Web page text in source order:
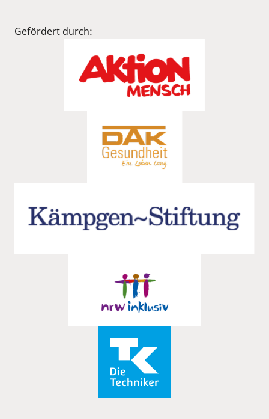
Gefördert durch: